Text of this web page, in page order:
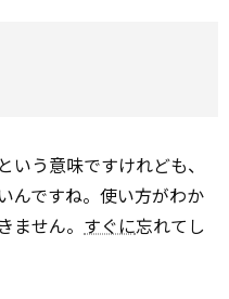
う意味ですけれども、
んですね。使い方がわか
ません。 すぐに忘れてし